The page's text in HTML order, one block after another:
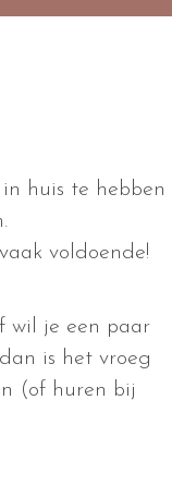
huis te hebben
voldoende!
wil je een paar
is het vroeg
(of huren bij